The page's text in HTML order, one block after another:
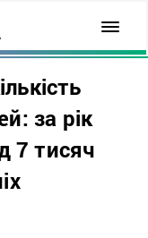
за рік
7 тисяч